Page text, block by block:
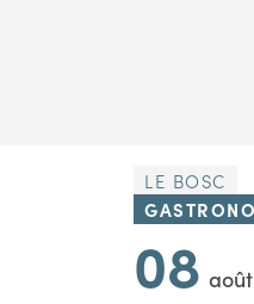
LE BOSC
08 août